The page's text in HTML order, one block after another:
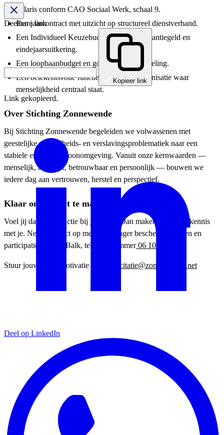
Salaris conform CAO Sociaal Werk, schaal 9.
Een jaarcontract met uitzicht op structureel dienstverband.
Een Individueel Keuzebudget inclusief vakantiegeld en
eindejaarsuitkering.
Een loopbaanbudget en goede pensioenregeling.
Een betekenisvolle functie binnen een organisatie waar
menselijkheid centraal staat.
Over Stichting Zonnewende
Bij Stichting Zonnewende begeleiden we volwassenen met
geestelijke gezondheids- en verslavingsproblematiek naar een
stabiele en veilige woonomgeving. Vanuit onze kernwaarden —
menselijk, huiselijk, betrouwbaar en persoonlijk — bouwen we
iedere dag aan vertrouwen, herstel en perspectief.
Klaar om impact te maken?
Voel jij dat deze functie bij jou past? Dan maken we graag kennis
met je. Neem contact op met de manager beschermd wonen en
participatie, Nicole Balk, telefoonnummer06 10326951.
Stuur jouw cv en motivatie naar sollicitatie@zonnewende.net
Deelbare link
Kopieer link
Link gekopieerd.
Deel op LinkedIn